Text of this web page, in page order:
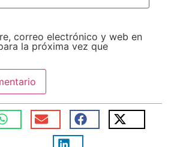
correo electrónico y web en
la próxima vez que